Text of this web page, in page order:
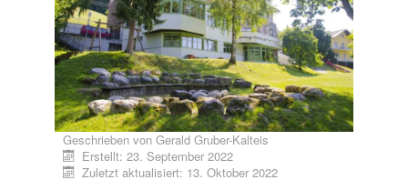
Geschrieben von Gerald Gruber-Kalteis
Erstellt: 23. September 2022
Zuletzt aktualisiert: 13. Oktober 2022